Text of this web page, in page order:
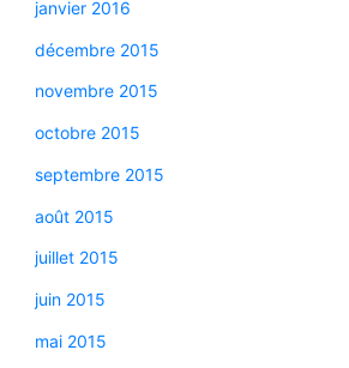
janvier 2016
décembre 2015
novembre 2015
octobre 2015
septembre 2015
août 2015
juillet 2015
juin 2015
mai 2015